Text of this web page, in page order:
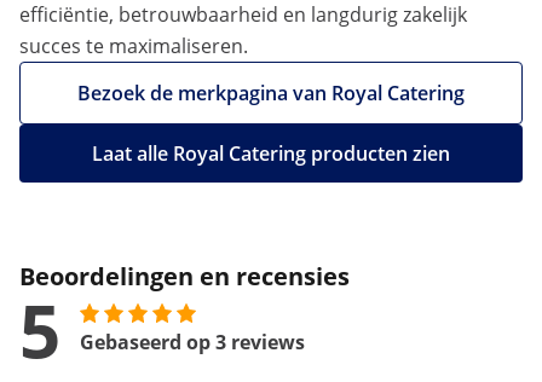
efficiëntie, betrouwbaarheid en langdurig zakelijk
succes te maximaliseren.
Bezoek de merkpagina van Royal Catering
Laat alle Royal Catering producten zien
Beoordelingen en recensies
5 Gebaseerd op 3 reviews